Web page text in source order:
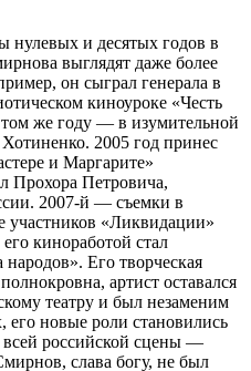
нулевых и десятых годов в
выглядят даже более
он сыграл генерала в
киноуроке «Честь
же году — в изумительной
2005 год принес
и Маргарите»
Прохора Петровича,
2007-й — съемки в
участников «Ликвидации»
киноработой стал
Его творческая
артист оставался
театру и был незаменим
его новые роли становились
российской сцены —
слава богу, не был